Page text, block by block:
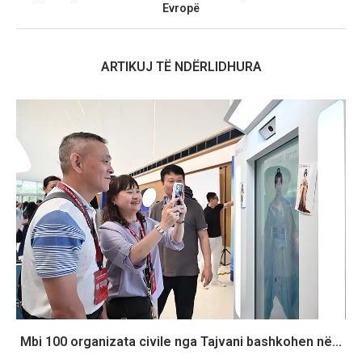
Evropë
ARTIKUJ TË NDËRLIDHURA
Mbi 100 organizata civile nga Tajvani bashkohen në...